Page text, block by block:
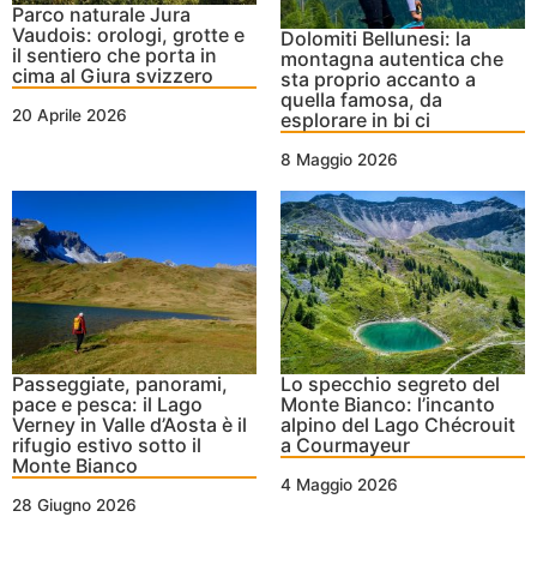
Parco naturale Jura
Vaudois: orologi, grotte e
il sentiero che porta in
cima al Giura svizzero
20 Aprile 2026
Dolomiti Bellunesi: la
montagna autentica che
sta proprio accanto a
quella famosa, da
esplorare in bi ci
8 Maggio 2026
Passeggiate, panorami,
pace e pesca: il Lago
Verney in Valle d’Aosta è il
rifugio estivo sotto il
Monte Bianco
28 Giugno 2026
Lo specchio segreto del
Monte Bianco: l’incanto
alpino del Lago Chécrouit
a Courmayeur
4 Maggio 2026